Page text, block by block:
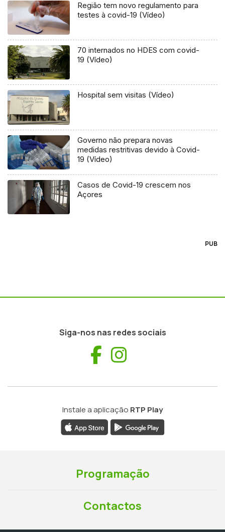
Região tem novo regulamento para
testes à covid-19 (Vídeo)
70 internados no HDES com covid-
19 (Vídeo)
Hospital sem visitas (Vídeo)
Governo não prepara novas
medidas restritivas devido à Covid-
19 (Vídeo)
Casos de Covid-19 crescem nos
Açores
PUB
Siga-nos nas redes sociais
Facebook
Instale a aplicação RTP Play
Programação
Contactos